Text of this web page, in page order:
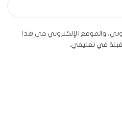
والموقع الإلكتروني في هذا
في تعليقي.